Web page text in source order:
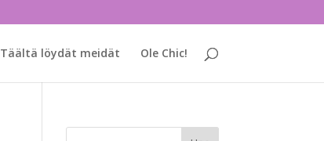
Täältä löydät meidät Ole Chic!